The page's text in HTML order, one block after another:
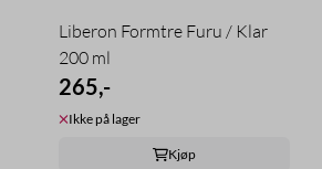
Liberon Formtre Furu / Klar
200 ml
265,-
Ikke på lager
Kjøp